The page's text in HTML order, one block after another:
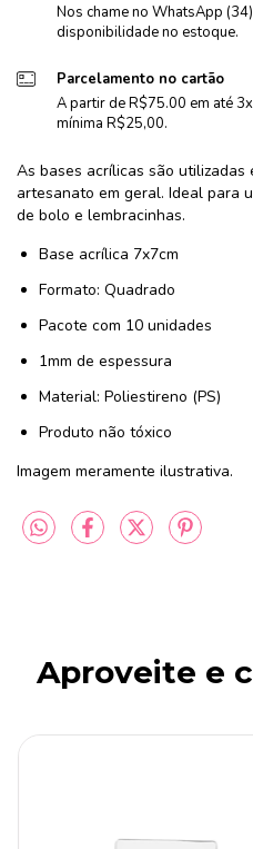
Nos chame no WhatsApp
disponibilidade no estoque.
Parcelamento no cartão
A partir de R$75.00 em até
mínima R$25,00.
As bases acrílicas são utilizadas
artesanato em geral. Ideal para
de bolo e lembracinhas.
Base acrílica 7x7cm
Formato: Quadrado
Pacote com 10 unidades
1mm de espessura
Material: Poliestireno (PS)
Produto não tóxico
Imagem meramente ilustrativa.
Aproveite e